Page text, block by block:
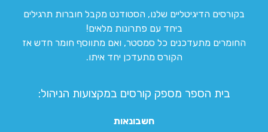
בקורסים הדיגיטליים שלנו, הסטודנט מקבל חוברות תרגילים
ביחד עם פתרונות מלאים!
החומרים מתעדכנים כל סמסטר, ואם מתווסף חומר חדש אז
הקורס מתעדכן יחד איתו.
בית הספר מספק קורסים במקצועות הניהול:
חשבונאות